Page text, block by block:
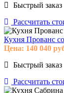
Быстрый заказ
Рассчитать
Кухня Прованс
Цена: 140 040
Быстрый заказ
Рассчитать